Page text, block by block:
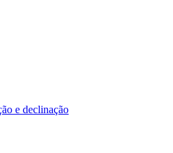
e declinação